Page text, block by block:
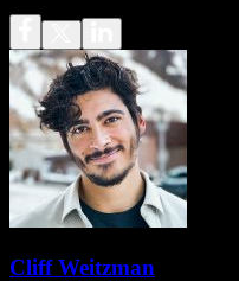
Cliff Weitzman